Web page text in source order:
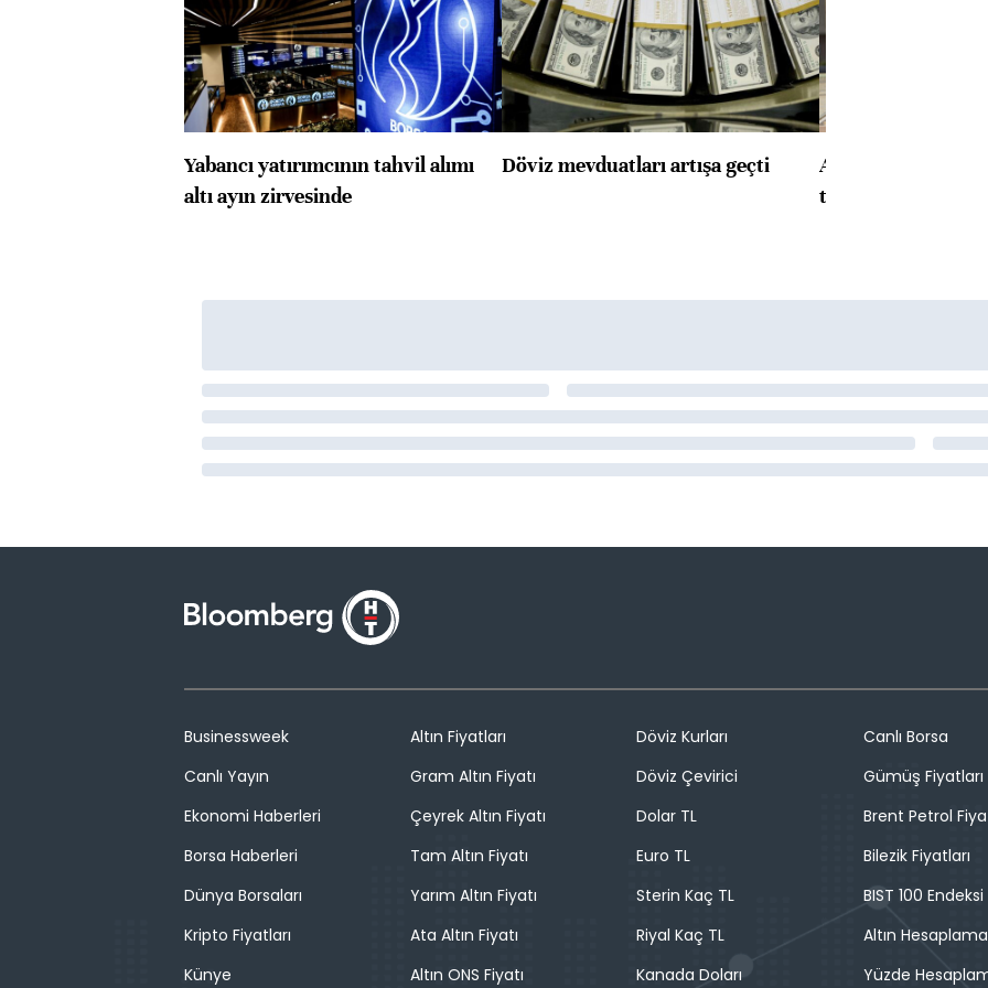
Yabancı yatırımcının tahvil alımı
altı ayın zirvesinde
Döviz mevduatları artışa geçti
ABD'de konut
toparlandı
Businessweek
Canlı Yayın
Ekonomi Haberleri
Borsa Haberleri
Dünya Borsaları
Kripto Fiyatları
Künye
Altın Fiyatları
Gram Altın Fiyatı
Çeyrek Altın Fiyatı
Tam Altın Fiyatı
Yarım Altın Fiyatı
Ata Altın Fiyatı
Altın ONS Fiyatı
Döviz Kurları
Döviz Çevirici
Dolar TL
Euro TL
Sterin Kaç TL
Riyal Kaç TL
Kanada Doları
Canlı Borsa
Gümüş Fiyatları
Brent Petrol
Bilezik Fiyatları
BIST 100 Endeksi
Altın Hesaplama
Yüzde